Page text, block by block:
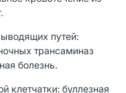
путей:
трансаминаз
болезнь.
клетчатки: буллезная